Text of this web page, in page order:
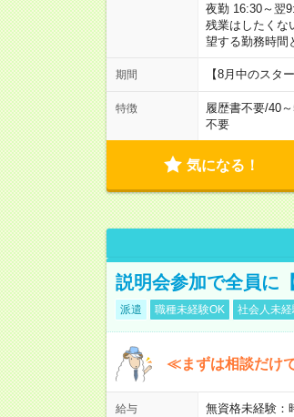
夜勤 16:30～翌
残業はしたくな
望する勤務時間
期間 【8月中のスタ
特徴 履歴書不要/40
不要
気になる！
説明会参加で全員に
派遣 職種未経験OK 社会人未経
≪まずは相談だけ
給与 無資格未経験